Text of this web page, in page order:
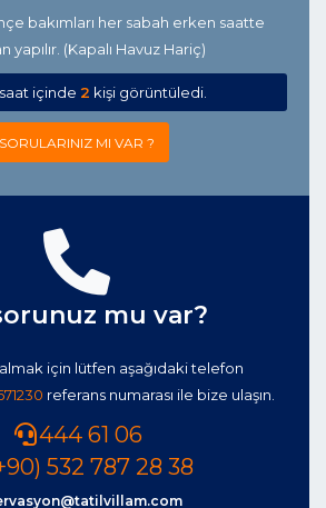
bakımları her sabah erken saatte
yapılır. (Kapalı Havuz Hariç)
içinde 2 kişi görüntüledi.
SORULARINIZ MI VAR ?
mu var?
için lütfen aşağıdaki telefon
referans numarası ile bize ulaşın.
444 61 06
532 787 28 38